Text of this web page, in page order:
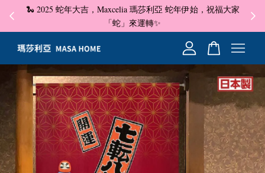
🐍 2025 蛇年大吉，Maxcelia 瑪莎利亞 蛇年伊始，祝福大家
「蛇」來運轉✨
✦
您的購物車目前還是空的。
繼續購物